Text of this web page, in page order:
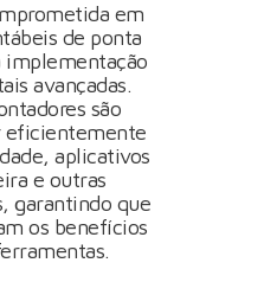
em
de ponta
implementação
avançadas.
são
eficientemente
aplicativos
e outras
garantindo que
os benefícios